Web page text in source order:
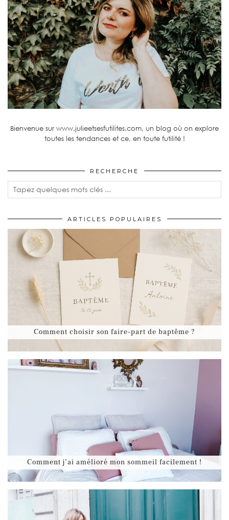
Bienvenue sur www.julieetsesfutilites.com, un blog où on explore
toutes les tendances et ce, en toute futilité !
RECHERCHE
ARTICLES POPULAIRES
Comment choisir son faire-part de baptême ?
Comment j’ai amélioré mon sommeil facilement !